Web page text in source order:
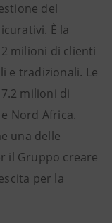
del
È la
milioni di clienti
e tradizionali. Le
milioni di
Nord Africa.
una delle
il Gruppo creare
per la